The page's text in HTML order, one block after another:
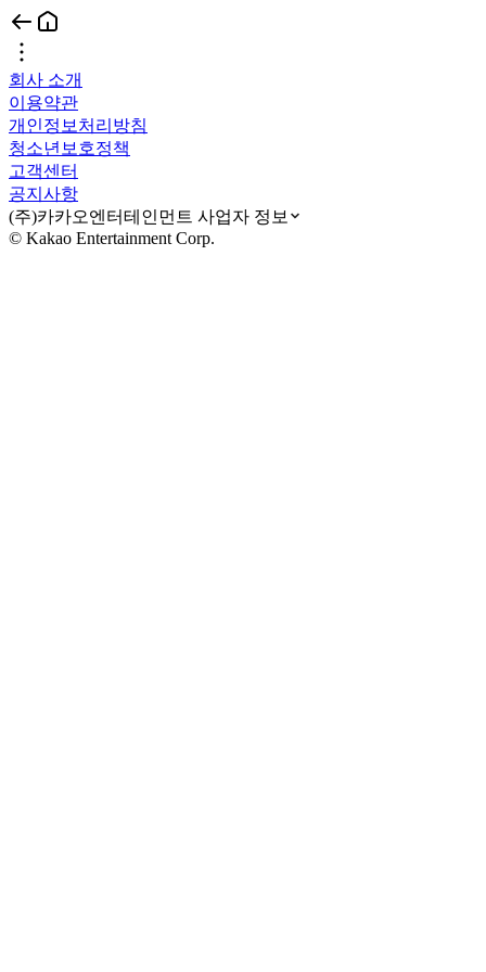
회사 소개
이용약관
개인정보처리방침
청소년보호정책
고객센터
공지사항
(주)카카오엔터테인먼트 사업자 정보
© Kakao Entertainment Corp.